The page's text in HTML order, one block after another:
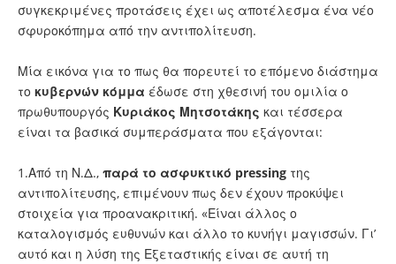
συγκεκριμένες προτάσεις έχει ως αποτέλεσμα ένα νέο
σφυροκόπημα από την αντιπολίτευση.
Μία εικόνα για το πως θα πορευτεί το επόμενο διάστημα
το κυβερνών κόμμα έδωσε στη χθεσινή του ομιλία ο
πρωθυπουργός Κυριάκος Μητσοτάκης και τέσσερα
είναι τα βασικά συμπεράσματα που εξάγονται:
1.Από τη Ν.Δ., παρά το ασφυκτικό pressing της
αντιπολίτευσης, επιμένουν πως δεν έχουν προκύψει
στοιχεία για προανακριτική. «Είναι άλλος ο
καταλογισμός ευθυνών και άλλο το κυνήγι μαγισσών. Γι’
αυτό και η λύση της Εξεταστικής είναι σε αυτή τη